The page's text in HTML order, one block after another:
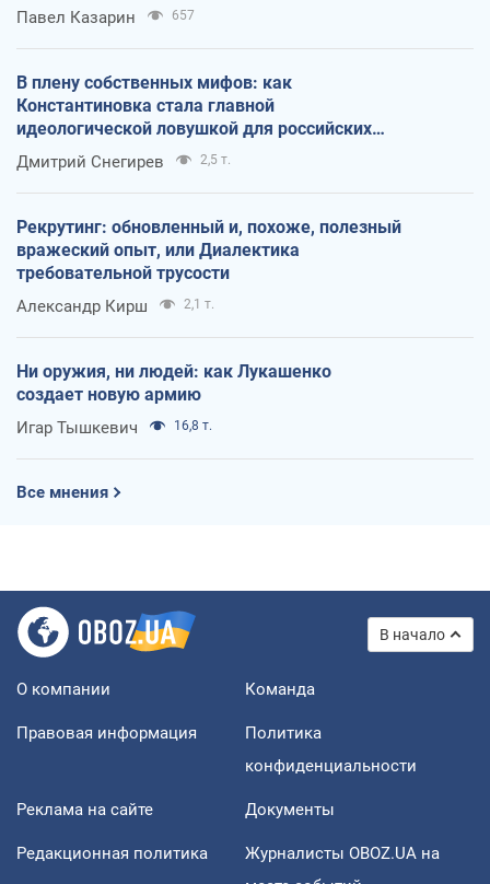
Павел Казарин 657
В плену собственных мифов: как
Константиновка стала главной
идеологической ловушкой для российских
оккупантов
Дмитрий Снегирев 2,5 т.
Рекрутинг: обновленный и, похоже, полезный
вражеский опыт, или Диалектика
требовательной трусости
Александр Кирш 2,1 т.
Ни оружия, ни людей: как Лукашенко
создает новую армию
Игар Тышкевич 16,8 т.
Все мнения
В начало
О компании Команда
Правовая информация
Политика
конфиденциальности
Реклама на сайте Документы
Редакционная политика
Журналисты OBOZ.UA на